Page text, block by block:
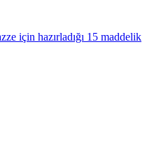
için hazırladığı 15 maddelik
yaralı
bıraktığı Filistinli
konusunda Çin’e karşı
karşıya